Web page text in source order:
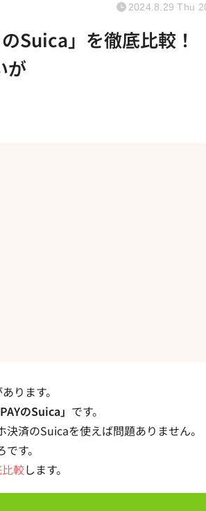
のSuica」を徹底比較
が
2024.8.29 Thu
ります。
のSuica」 です。
済のSuicaを使えば問題ありません。
す。
較します。